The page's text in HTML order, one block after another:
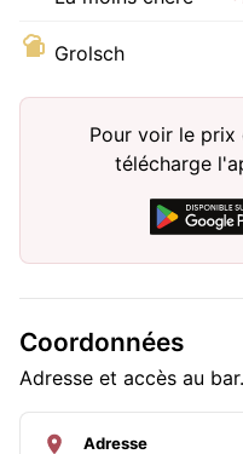
Grolsch
Pour voir le prix
télécharge
Coordonnées
Adresse et accès au bar.
Adresse